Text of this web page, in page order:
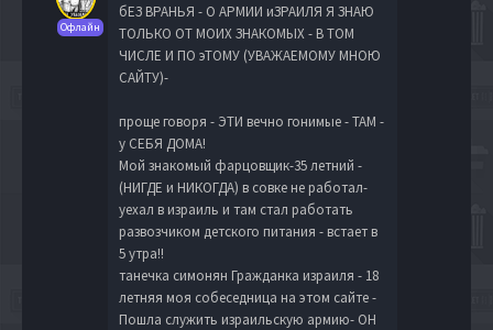
Офлайн
бЕЗ ВРАНЬЯ - О АРМИИ иЗРАИЛЯ Я ЗНАЮ
ТОЛЬКО ОТ МОИХ ЗНАКОМЫХ - В ТОМ
ЧИСЛЕ И ПО эТОМУ (УВАЖАЕМОМУ МНОЮ
САЙТУ)-
проще говоря - ЭТИ вечно гонимые - ТАМ -
у СЕБЯ ДОМА!
Мой знакомый фарцовщик-35 летний -
(НИГДЕ и НИКОГДА) в совке не работал-
уехал в израиль и там стал работать
развозчиком детского питания - встает в
5 утра!!
танечка симонян Гражданка израиля - 18
летняя моя собеседница на этом сайте -
Пошла служить израильскую армию- ОН